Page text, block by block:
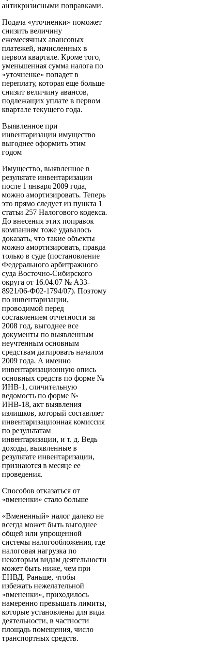
антикризисными поправками.
Подача «уточненки» поможет
снизить величину
ежемесячных авансовых
платежей, начисленных в
первом квартале. Кроме того,
уменьшенная сумма налога по
«уточненке» попадет в
переплату, которая еще больше
снизит величину авансов,
подлежащих уплате в первом
квартале текущего года.
Выявленное при
инвентаризации имущество
выгоднее оформить этим
годом
Имущество, выявленное в
результате инвентаризации
после 1 января 2009 года,
можно амортизировать. Теперь
это прямо следует из пункта 1
статьи 257 Налогового кодекса.
До внесения этих поправок
компаниям тоже удавалось
доказать, что такие объекты
можно амортизировать, правда
только в суде (постановление
Федерального арбитражного
суда Восточно-Сибирского
округа от 16.04.07 № А33-
8921/06-Ф02-1794/07). Поэтому
по инвентаризации,
проводимой перед
составлением отчетности за
2008 год, выгоднее все
документы по выявленным
неучтенным основным
средствам датировать началом
2009 года. А именно
инвентаризационную опись
основных средств по форме №
ИНВ-1, сличительную
ведомость по форме №
ИНВ-18, акт выявления
излишков, который составляет
инвентаризационная комиссия
по результатам
инвентаризации, и т. д. Ведь
доходы, выявленные в
результате инвентаризации,
признаются в месяце ее
проведения.
Способов отказаться от
«вмененки» стало больше
«Вмененный» налог далеко не
всегда может быть выгоднее
общей или упрощенной
системы налогообложения, где
налоговая нагрузка по
некоторым видам деятельности
может быть ниже, чем при
ЕНВД. Раньше, чтобы
избежать нежелательной
«вмененки», приходилось
намеренно превышать лимиты,
которые установлены для вида
деятельности, в частности
площадь помещения, число
транспортных средств.